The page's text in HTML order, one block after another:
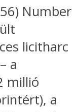
Number
licitharc
a
millió
a